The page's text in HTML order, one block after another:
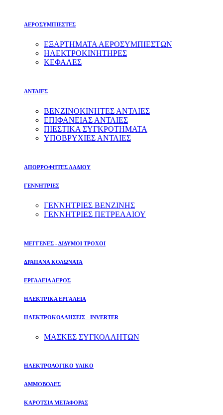
ΑΕΡΟΣΥΜΠΙΕΣΤΕΣ
ΕΞΑΡΤΗΜΑΤΑ ΑΕΡΟΣΥΜΠΙΕΣΤΩΝ
ΗΛΕΚΤΡΟΚΙΝΗΤΗΡΕΣ
ΚΕΦΑΛΕΣ
ΑΝΤΛΙΕΣ
ΒΕΝΖΙΝΟΚΙΝΗΤΕΣ ΑΝΤΛΙΕΣ
ΕΠΙΦΑΝΕΙΑΣ ΑΝΤΛΙΕΣ
ΠΙΕΣΤΙΚΑ ΣΥΓΚΡΟΤΗΜΑΤΑ
ΥΠΟΒΡΥΧΙΕΣ ΑΝΤΛΙΕΣ
ΑΠΟΡΡΟΦΗΤΕΣ ΛΑΔΙΟΥ
ΓΕΝΝΗΤΡΙΕΣ
ΓΕΝΝΗΤΡΙΕΣ ΒΕΝΖΙΝΗΣ
ΓΕΝΝΗΤΡΙΕΣ ΠΕΤΡΕΛΑΙΟΥ
ΜΕΓΓΕΝΕΣ - ΔΙΔΥΜΟΙ ΤΡΟΧΟΙ
ΔΡΑΠΑΝΑ ΚΟΛΩΝΑΤΑ
ΕΡΓΑΛΕΙΑ ΑΕΡΟΣ
ΗΛΕΚΤΡΙΚΑ ΕΡΓΑΛΕΙΑ
ΗΛΕΚΤΡΟΚΟΛΛΗΣΕΙΣ - INVERTER
ΜΑΣΚΕΣ ΣΥΓΚΟΛΛΗΤΩΝ
ΗΛΕΚΤΡΟΛΟΓΙΚΟ ΥΛΙΚΟ
ΑΜΜΟΒΟΛΕΣ
ΚΑΡΟΤΣΙΑ ΜΕΤΑΦΟΡΑΣ